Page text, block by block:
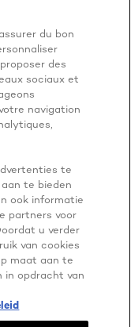
du bon
des
sociaux et
navigation
te
te bieden
ook informatie
partners voor
u verder
van cookies
maat aan te
in opdracht van